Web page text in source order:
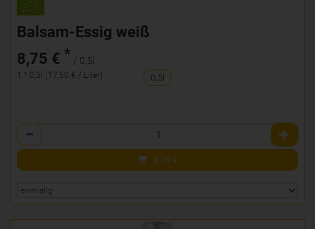
Balsam-Essig weiß
8,75 € * / 0,5l
1 * 0,5l (17,50 € / Liter) 0,5l
Anzahl
8,75 €